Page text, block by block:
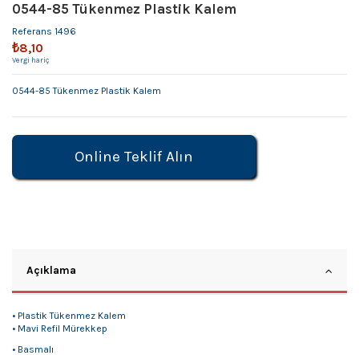
0544-85 Tükenmez Plastik Kalem
Referans 1496
₺8,10
Vergi hariç
0544-85 Tükenmez Plastik Kalem
Online Teklif Alın
Açıklama
• Plastik Tükenmez Kalem
• Mavi Refil Mürekkep
• Basmalı